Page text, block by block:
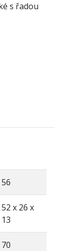
s řadou
56
52 x 26 x
13
70